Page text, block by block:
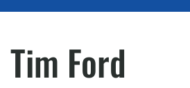
Tim Ford